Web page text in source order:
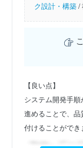
ク設計・構築/
【良い点】
システム開発手
進めることで、
付けることができ